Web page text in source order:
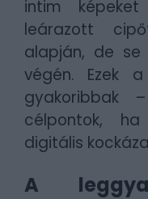
intim
leárazott
alapján, de
végén. Ezek
gyakoribbak
célpontok,
digitális
A